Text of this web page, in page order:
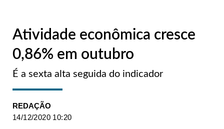
Atividade econômica cresce
0,86% em outubro
É a sexta alta seguida do indicador
REDAÇÃO
14/12/2020 10:20